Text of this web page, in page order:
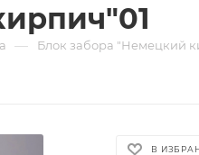
— Блок забора "Немецкий
В